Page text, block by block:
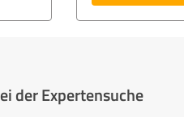
der Expertensuche